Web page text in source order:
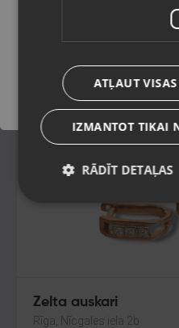
Stāvoklis Restaurēts
231.00 €
10.50€/mēn.
Zelta auskari
Rīga, Nīcgales iela 2b
ATĻAUT
IZMANTOT TIKAI
RĀDĪT DETAĻAS